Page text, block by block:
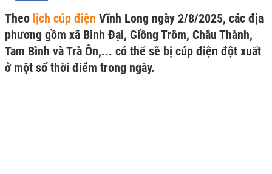
Theo lịch cúp điện Vĩnh Long ngày 2/8/2025, các địa
phương gồm xã Bình Đại, Giồng Trôm, Châu Thành,
Tam Bình và Trà Ôn,... có thể sẽ bị cúp điện đột xuất
ở một số thời điểm trong ngày.